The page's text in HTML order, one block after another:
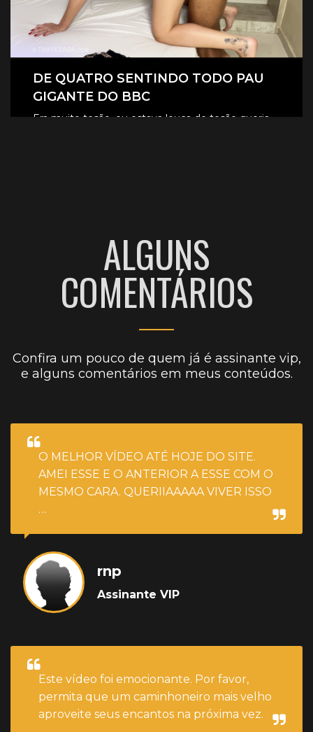
DE QUATRO SENTINDO TODO PAU
GIGANTE DO BBC
Era muito tesão, eu estava louca de tesão queria
ALGUNS
COMENTÁRIOS
Confira um pouco de quem já é assinante vip,
e alguns comentários em meus conteúdos.
O MELHOR VÍDEO ATÉ HOJE DO SITE.
AMEI ESSE E O ANTERIOR A ESSE COM O
MESMO CARA. QUERIIAAAAA VIVER ISSO
…
rnp
Assinante VIP
Este vídeo foi emocionante. Por favor,
permita que um caminhoneiro mais velho
aproveite seus encantos na próxima vez.